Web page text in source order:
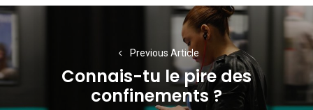
Navigation
de
l’article
Previous Article
Previous
post:
Connais-tu le pire des
confinements ?